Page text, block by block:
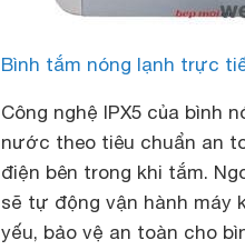
Bình tắm nóng lạnh trực
Công nghệ IPX5 của bình
nước theo tiêu chuẩn an
điện bên trong khi tắm.
sẽ tự động vận hành
yếu, bảo vệ an toàn cho